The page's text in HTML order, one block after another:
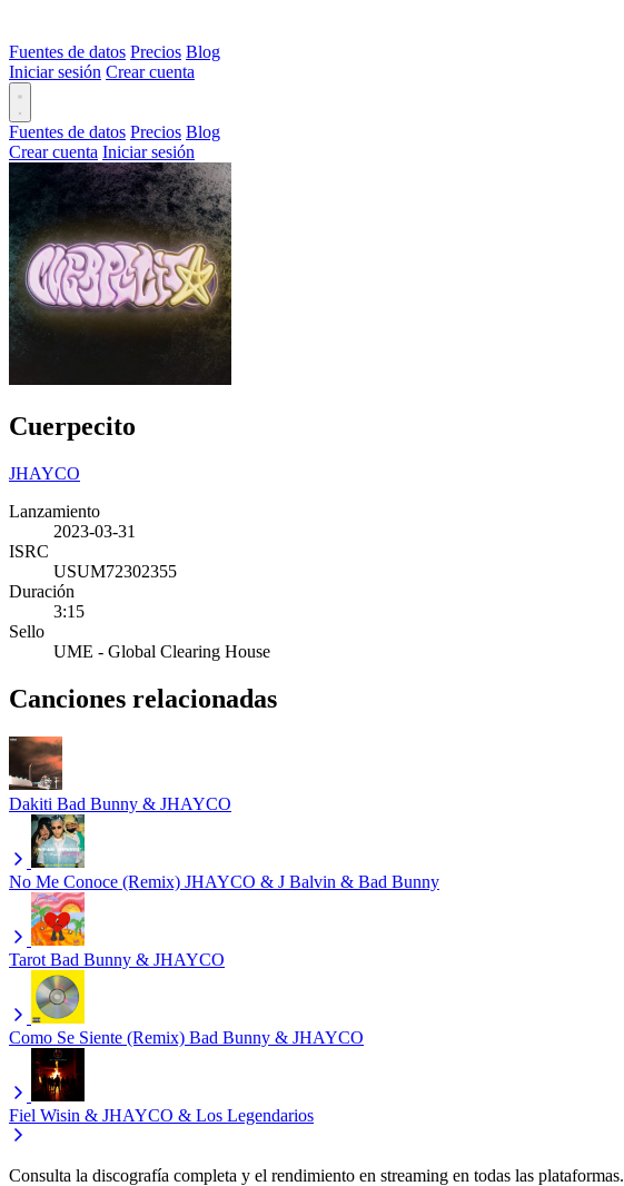
Fuentes de datos Precios Blog
Iniciar sesión Crear cuenta
Fuentes de datos Precios Blog
Crear cuenta Iniciar sesión
Cuerpecito
JHAYCO
Lanzamiento
2023-03-31
ISRC
USUM72302355
Duración
3:15
Sello
UME - Global Clearing House
Canciones relacionadas
Dakiti Bad Bunny & JHAYCO
No Me Conoce (Remix) JHAYCO & J Balvin & Bad Bunny
Tarot Bad Bunny & JHAYCO
Como Se Siente (Remix) Bad Bunny & JHAYCO
Fiel Wisin & JHAYCO & Los Legendarios
Consulta la discografía completa y el rendimiento en streaming en todas las plataformas.